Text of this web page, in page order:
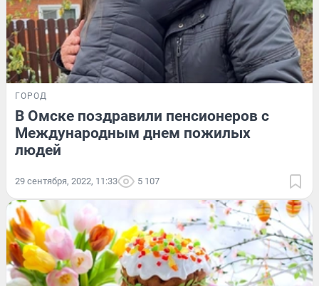
ГОРОД
В Омске поздравили пенсионеров с
Международным днем пожилых
людей
29 сентября, 2022, 11:33 5 107